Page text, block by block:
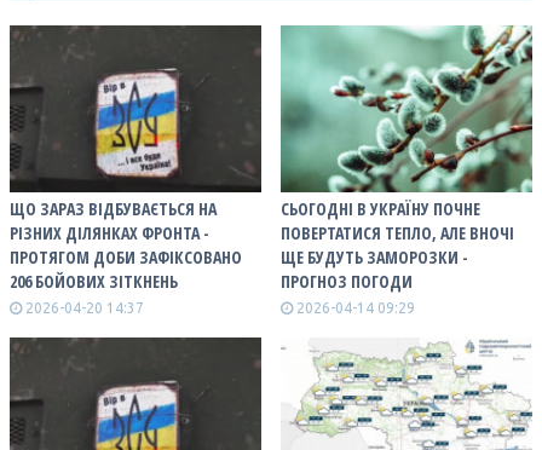
ЩО ЗАРАЗ ВІДБУВАЄТЬСЯ НА
РІЗНИХ ДІЛЯНКАХ ФРОНТА -
ПРОТЯГОМ ДОБИ ЗАФІКСОВАНО
206 БОЙОВИХ ЗІТКНЕНЬ
2026-04-20 14:37
СЬОГОДНІ В УКРАЇНУ ПОЧНЕ
ПОВЕРТАТИСЯ ТЕПЛО, АЛЕ ВНОЧІ
ЩЕ БУДУТЬ ЗАМОРОЗКИ -
ПРОГНОЗ ПОГОДИ
2026-04-14 09:29